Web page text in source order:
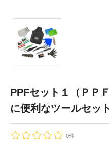
PPFセット１（ＰＰ
に便利なツールセット
0件